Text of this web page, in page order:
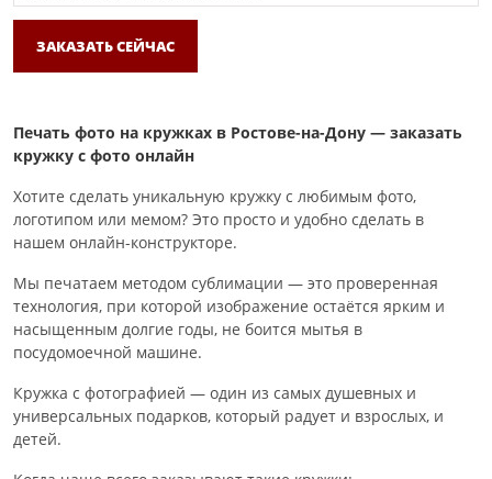
ЗАКАЗАТЬ СЕЙЧАС
Печать фото на кружках в Ростове-на-Дону — заказать
кружку с фото онлайн
Хотите сделать уникальную кружку с любимым фото,
логотипом или мемом? Это просто и удобно сделать в
нашем онлайн-конструкторе.
Мы печатаем методом сублимации — это проверенная
технология, при которой изображение остаётся ярким и
насыщенным долгие годы, не боится мытья в
посудомоечной машине.
Кружка с фотографией — один из самых душевных и
универсальных подарков, который радует и взрослых, и
детей.